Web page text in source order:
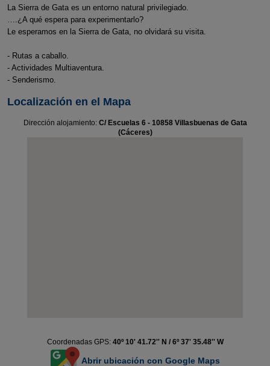
La Sierra de Gata es un entorno natural privilegiado.
….¿A qué espera para experimentarlo?
Le esperamos en la Sierra de Gata, no olvidará su visita.
- Rutas a caballo.
- Actividades Multiaventura.
- Senderismo.
Localización en el Mapa
Dirección alojamiento: C/ Escuelas 6 - 10858 Villasbuenas de Gata
(Cáceres)
Coordenadas GPS: 40º 10' 41.72'' N / 6º 37' 35.48'' W
Abrir ubicación con Google Maps